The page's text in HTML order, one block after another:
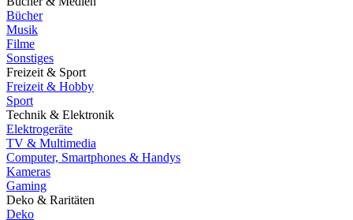
Bücher
Musik
Filme
Sonstiges
Freizeit & Sport
Freizeit & Hobby
Sport
Technik & Elektronik
Elektrogeräte
TV & Multimedia
Computer, Smartphones & Handys
Kameras
Gaming
Deko & Raritäten
Deko